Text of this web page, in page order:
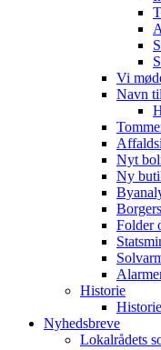
Vi
Navn
Nyt
Ny
Folder
Historie
Historie
Nyhedsbreve
Lokalrådets